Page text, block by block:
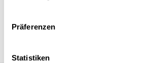
Präferenzen
Statistiken